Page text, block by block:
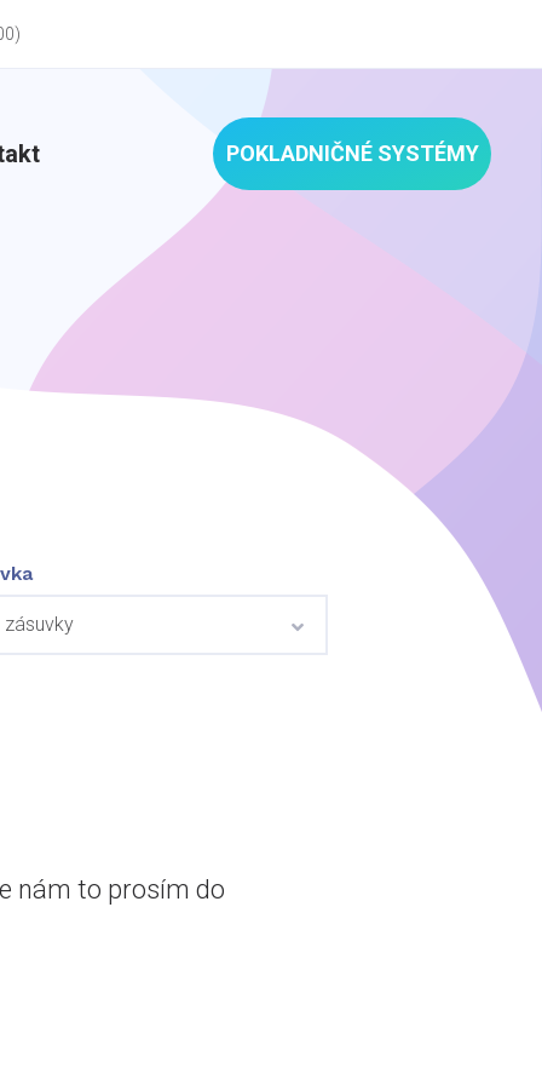
POKLADNIČNÉ SYSTÉMY
nám to prosím do